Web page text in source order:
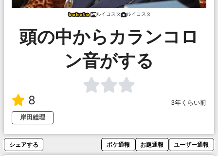
ルイコスタ ルイコスタ
頭の中からカランコロ
ン音がする
8
3年くらい前
岸田総理
シェアする ボケ通報 お題通報 ユーザー通報